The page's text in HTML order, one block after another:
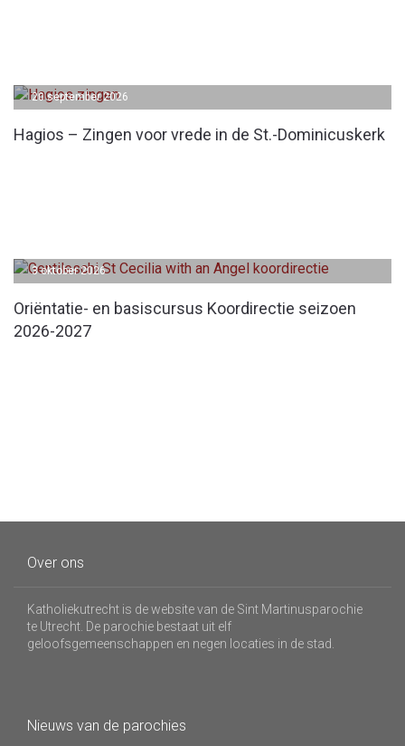
Hagios – Zingen voor vrede in de St.-Dominicuskerk
20 september 2026
Oriëntatie- en basiscursus Koordirectie seizoen
2026-2027
3 oktober 2026
Over ons
Katholiekutrecht is de website van de Sint Martinusparochie
te Utrecht. De parochie bestaat uit elf
geloofsgemeenschappen en negen locaties in de stad.
Nieuws van de parochies